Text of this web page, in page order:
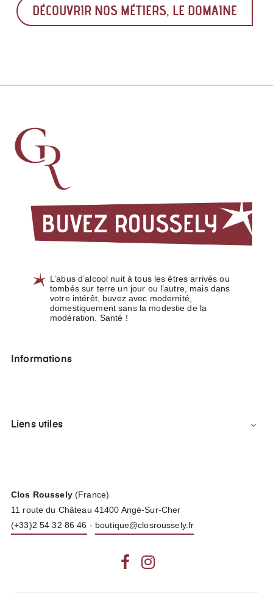
DÉCOUVRIR NOS MÉTIERS, LE DOMAINE
L’abus d’alcool nuit à tous les êtres arrivés ou
tombés sur terre un jour ou l’autre, mais dans
votre intérêt, buvez avec modernité,
domestiquement sans la modestie de la
modération. Santé !
Informations
Liens utiles 
Clos Roussely(France)
11 route du Château 41400 Angé-Sur-Cher
(+33)2 54 32 86 46 - boutique@closroussely.fr
Facebook